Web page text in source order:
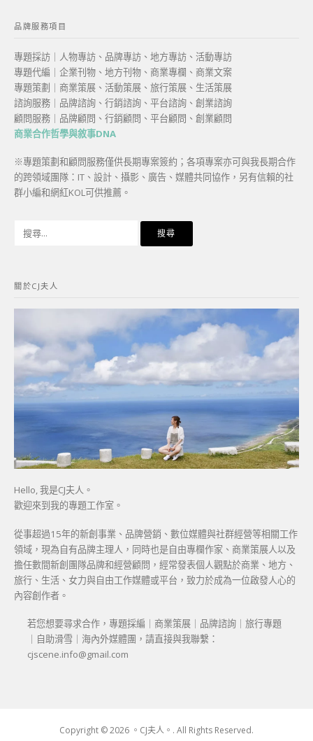
品牌服務項目
專題採訪｜人物專訪、品牌專訪、地方專訪、活動專訪
專題代編｜企業刊物、地方刊物、商業專欄、商業文案
專題策劃｜商業策展、活動策展、旅行策展、生活策展
諮詢服務｜品牌諮詢、行銷諮詢、平台諮詢、創業諮詢
顧問服務｜品牌顧問、行銷顧問、平台顧問、創業顧問
商業合作哲學與敘事DNA
※專題策劃和顧問服務僅供長期專案簽約；各項專案亦可與我長期合作
的跨領域團隊：IT、設計、攝影、廣告、媒體共同協作，另有信賴的社
群小編和網紅KOL可供推薦。
字:
關於CJ夫人
Hello, 我是CJ夫人。
歡迎來到我的專題工作室。
從事超過15年的新創事業、品牌營銷、數位媒體與社群經營等相關工作
領域，現為自有品牌主理人，同時也是自由專欄作家、商業策展人以及
擔任數間新創團隊品牌和經營顧問，經常發表個人觀點於商業、地方、
旅行、生活、女力與自由工作媒體或平台，致力於成為一位啟發人心的
內容創作者。
若您想要尋求合作，專題採編｜商業策展｜品牌諮詢｜旅行專題
｜自助滑雪｜海內外媒體團，請直接與我聯繫：
cjscene.info@gmail.com
Copyright © 2026 。CJ夫人。. All Rights Reserved.